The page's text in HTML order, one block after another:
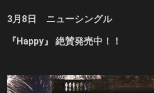
3月8日 ニューシングル
『Happy』 絶賛発売中！！